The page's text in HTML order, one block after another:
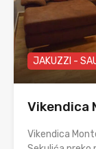
JAKUZZI -
Vikendica
Vikendica